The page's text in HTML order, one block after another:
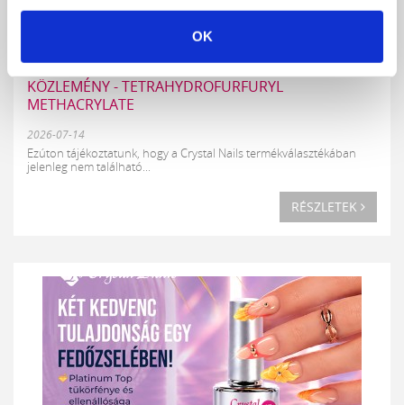
OK
KÖZLEMÉNY - TETRAHYDROFURFURYL
METHACRYLATE
2026-07-14
Ezúton tájékoztatunk, hogy a Crystal Nails termékválasztékában
jelenleg nem található...
RÉSZLETEK